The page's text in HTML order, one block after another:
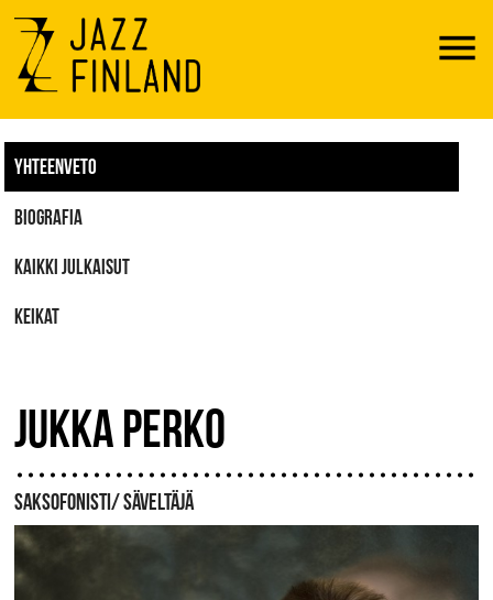
Menu
YHTEENVETO
BIOGRAFIA
KAIKKI JULKAISUT
KEIKAT
JUKKA PERKO
SAKSOFONISTI/ SÄVELTÄJÄ